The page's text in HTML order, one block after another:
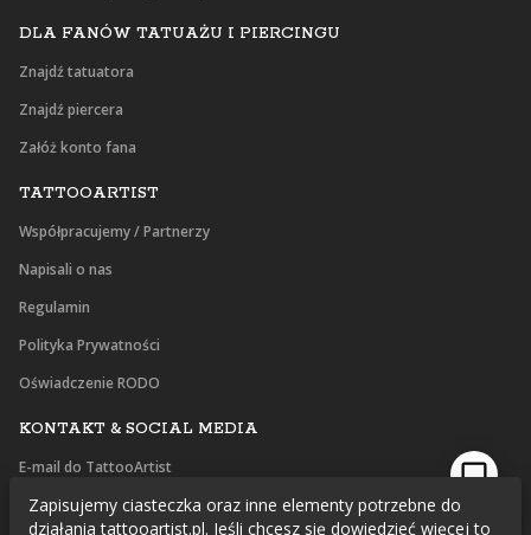
DLA FANÓW TATUAŻU I PIERCINGU
Znajdź tatuatora
Znajdź piercera
Załóż konto fana
TATTOOARTIST
Współpracujemy / Partnerzy
Napisali o nas
Regulamin
Polityka Prywatności
Oświadczenie RODO
KONTAKT & SOCIAL MEDIA
E-mail do TattooArtist
Facebook
Zapisujemy ciasteczka oraz inne elementy potrzebne do
działania tattooartist.pl. Jeśli chcesz się dowiedzieć więcej to